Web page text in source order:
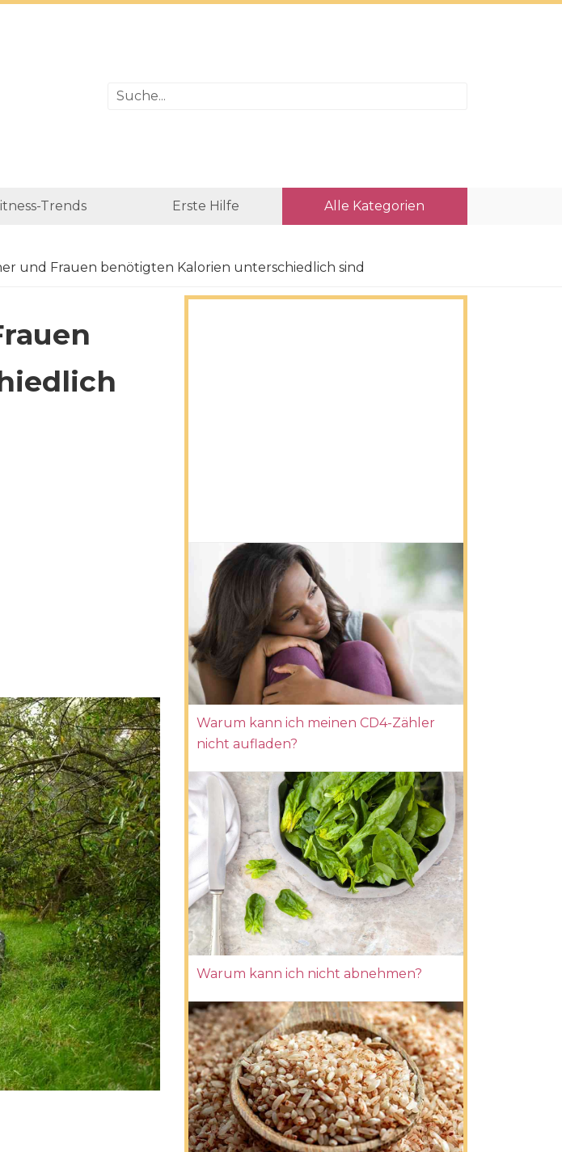
Trends Erste Hilfe Alle Kategorien
und Frauen benötigten Kalorien unterschiedlich sind
Warum kann ich meinen CD4-Zähler
nicht aufladen?
Warum kann ich nicht abnehmen?